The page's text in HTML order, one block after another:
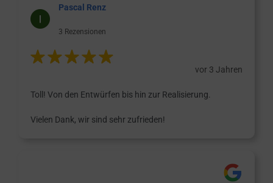
Pascal Renz
3 Rezensionen
vor 3 Jahren
Toll! Von den Entwürfen bis hin zur Realisierung.
Vielen Dank, wir sind sehr zufrieden!